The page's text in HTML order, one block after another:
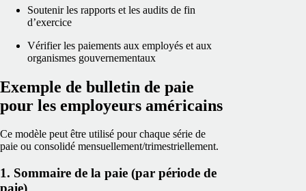
Soutenir les rapports et les audits de fin
d’exercice
Vérifier les paiements aux employés et aux
organismes gouvernementaux
Exemple de bulletin de paie
pour les employeurs américains
Ce modèle peut être utilisé pour chaque série de
paie ou consolidé mensuellement/trimestriellement.
1. Sommaire de la paie (par période de
paie)